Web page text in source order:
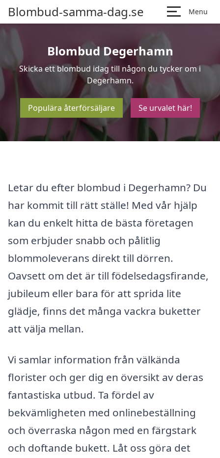
Blombud-samma-dag.se Menu
Blombud Degerhamn
Skicka ett blombud idag till någon du tycker om i
Degerhamn.
Populära återförsäljare Se urvalet här!
Letar du efter blombud i Degerhamn? Du
har kommit till rätt ställe! Med vår hjälp
kan du enkelt hitta de bästa företagen
som erbjuder snabb och pålitlig
blommoleverans direkt till dörren.
Oavsett om det är till födelsedagsfirande,
jubileum eller bara för att sprida lite
glädje, finns det många vackra buketter
att välja mellan.
Vi samlar information från välkända
florister och ger dig en översikt av deras
fantastiska utbud. Ta fördel av
bekvämligheten med onlinebeställning
och överraska någon med en färgstark
och doftande bukett. Låt oss göra det